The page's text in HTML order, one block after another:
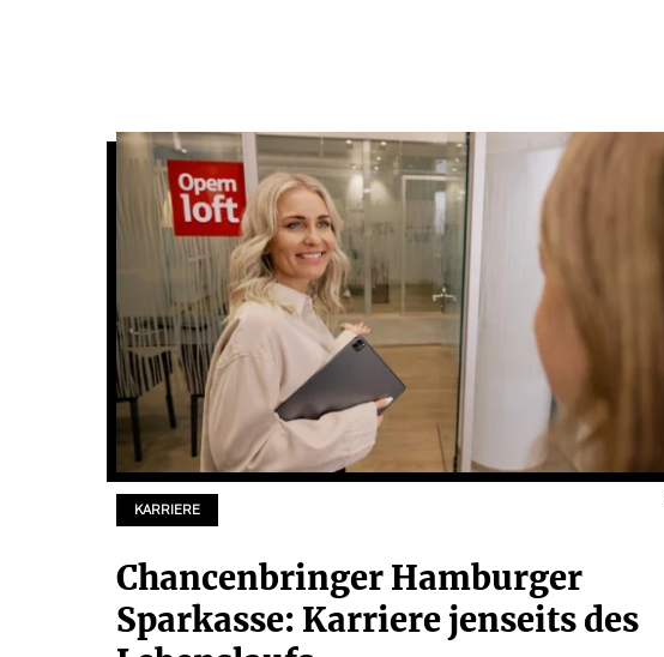
KARRIERE
Chancenbringer Hamburger
Sparkasse: Karriere jenseits des